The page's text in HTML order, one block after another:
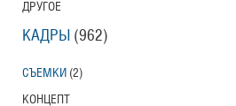
ДРУГОЕ
КАДРЫ (962)
СЪЕМКИ (2)
КОНЦЕПТ